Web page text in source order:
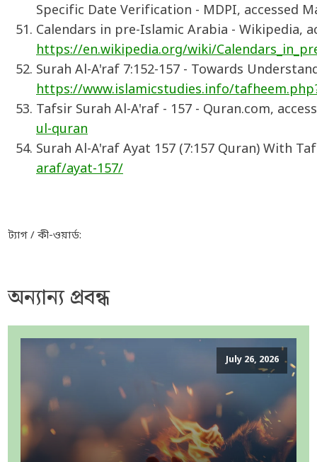
Specific Date Verification - MDPI, accessed
Calendars in pre-Islamic Arabia - Wikipedia,
https://en.wikipedia.org/wiki/
Surah Al-A'raf 7:152-157 - Towards
https://www.islamicstudies.info/
Tafsir Surah Al-A'raf - 157 - Quran.com,
ul-quran
Surah Al-A'raf Ayat 157 (7:157 Quran) With
araf/ayat-157/
ট্যাগ / কী-ওয়ার্ড:
অন্যান্য প্রবন্ধ
July 26, 2026